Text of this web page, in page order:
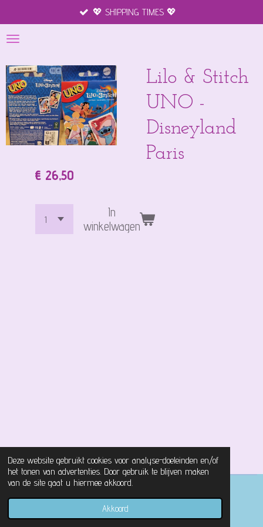
Deze website gebruikt cookies voor analyse-doeleinden en/of
het tonen van advertenties. Door gebruik te blijven maken
van de site gaat u hiermee akkoord.
Akkoord
direct
naar
hoofdinhoud
💖 SHIPPING TIMES 💖
Lilo & Stitch
UNO -
Disneyland
Paris
€ 26,50
In
winkelwagen